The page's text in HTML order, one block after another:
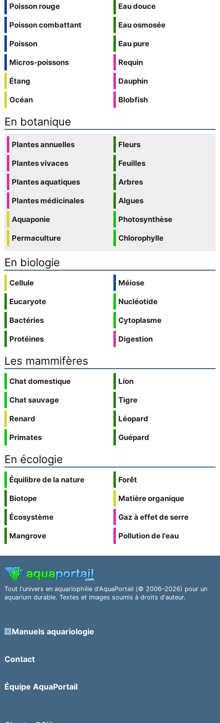
Poisson rouge
Poisson combattant
Poisson
Micros-poissons
Étang
Océan
Eau douce
Eau osmosée
Eau pure
Requin
Dauphin
Blobfish
En botanique
Plantes annuelles
Plantes vivaces
Plantes aquatiques
Plantes médicinales
Aquaponie
Permaculture
Fleurs
Feuilles
Arbres
Algues
Photosynthèse
Chlorophylle
En biologie
Cellule
Eucaryote
Bactéries
Protéines
Méiose
Nucléotide
Cytoplasme
Digestion
Les mammifères
Chat domestique
Chat sauvage
Renard
Primates
Lion
Tigre
Léopard
Guépard
En écologie
Équilibre de la nature
Biotope
Écosystème
Mangrove
Forêt
Matière organique
Gaz à effet de serre
Pollution de l'eau
Tout l'univers en aquariophilie d'AquaPortail (© 2006–2026) pour un
aquarium durable. Textes et images soumis à droits d'auteur.
Manuels aquariologie
Contact
Équipe AquaPortail